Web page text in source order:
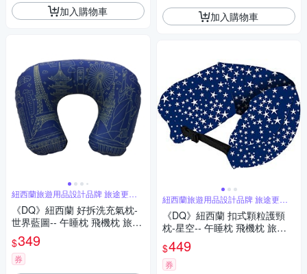
加入購物車
紐西蘭旅遊用品設計品牌 旅途更舒
適
《DQ》紐西蘭 好拆洗充氣枕-
世界藍圖-- 午睡枕 飛機枕 旅行
枕 護頸枕 U行枕
$349
券
加入購物車
紐西蘭旅遊用品設計品牌 旅途更舒
適
《DQ》紐西蘭 扣式顆粒護頸
枕-星空-- 午睡枕 飛機枕 旅行
枕 護頸枕 U行枕
$449
券